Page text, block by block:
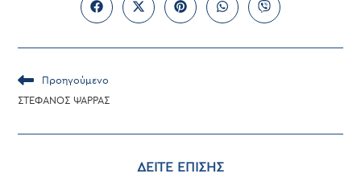
Opens
in
new
Opens
in
new
Opens
in
new
Opens
in
new
Opens
in
new
Read
more
Προηγούμενο
ΣΤΕΦΑΝΟΣ ΨΑΡΡΑΣ
ΔΕΙΤΕ ΕΠΙΣΗΣ